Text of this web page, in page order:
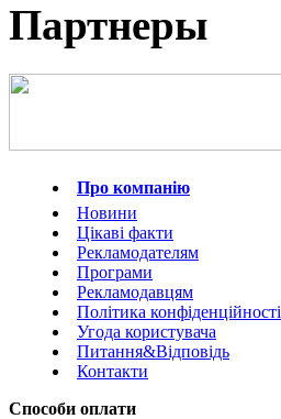
Партнеры
Про компанію
Новини
Цікаві факти
Рекламодателям
Програми
Рекламодавцям
Політика конфіденційності
Угода користувача
Питання&Відповідь
Контакти
Способи оплати